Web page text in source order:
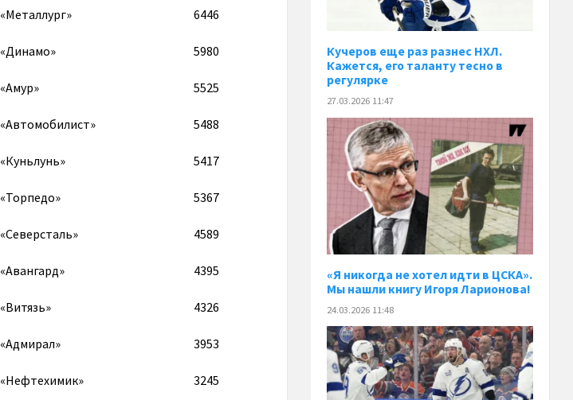
«Металлург» 6446
«Динамо» 5980
«Амур» 5525
«Автомобилист» 5488
«Куньлунь» 5417
«Торпедо» 5367
«Северсталь» 4589
«Авангард» 4395
«Витязь» 4326
«Адмирал» 3953
«Нефтехимик» 3245
Кучеров еще раз разнес НХЛ.
Кажется, его таланту тесно в
регулярке
27.03.2026 11:47
«Я никогда не хотел идти в ЦСКА».
Мы нашли книгу Игоря Ларионова!
24.03.2026 11:48